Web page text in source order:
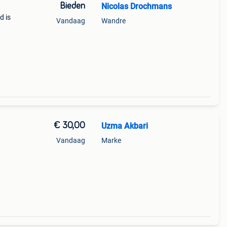
is
Bieden
Vandaag
Nicolas Drochmans
Wandre
€ 30,00
Vandaag
Uzma Akbari
Marke